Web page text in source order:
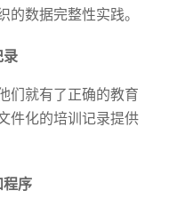
的数据完整性实践。
录
们就有了正确的教育
件化的培训记录提供
程序